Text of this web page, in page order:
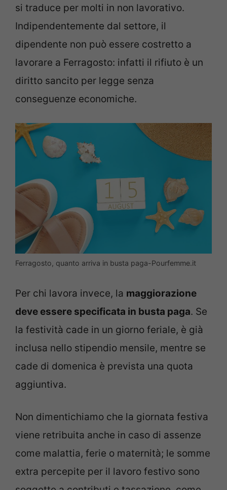
si traduce per molti in non lavorativo.
Indipendentemente dal settore, il
dipendente non può essere costretto a
lavorare a Ferragosto: infatti il rifiuto è un
diritto sancito per legge senza
conseguenze economiche.
Ferragosto, quanto arriva in busta paga-Pourfemme.it
Per chi lavora invece, la maggiorazione
deve essere specificata in busta paga. Se
la festività cade in un giorno feriale, è già
inclusa nello stipendio mensile, mentre se
cade di domenica è prevista una quota
aggiuntiva.
Non dimentichiamo che la giornata festiva
viene retribuita anche in caso di assenze
come malattia, ferie o maternità; le somme
extra percepite per il lavoro festivo sono